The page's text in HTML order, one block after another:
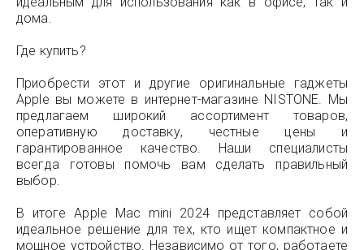
дома.
Где купить?
Приобрести этот и другие оригинальные гаджеты
Apple вы можете в интернет-магазине NISTONE. Мы
предлагаем широкий ассортимент товаров,
оперативную доставку, честные цены и
гарантированное качество. Наши специалисты
всегда готовы помочь вам сделать правильный
выбор.
В итоге Apple Mac mini 2024 представляет собой
идеальное решение для тех, кто ищет компактное и
мощное устройство. Независимо от того, работаете